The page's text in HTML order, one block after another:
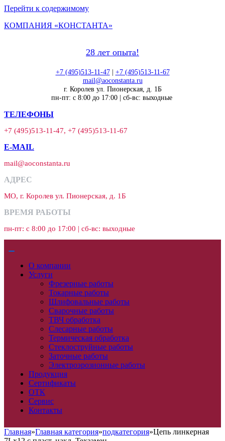
Перейти к содержимому
КОМПАНИЯ «КОНСТАНТА»
28 лет опыта!
+7 (495)513-11-47| +7 (495)513-11-67
mail@aoconstanta.ru
г. Королев ул. Пионерская, д. 1Б
пн-пт: с 8:00 до 17:00 | сб-вс: выходные
ТЕЛЕФОНЫ
+7 (495)513-11-47, +7 (495)513-11-67
E-MAIL
mail@aoconstanta.ru
АДРЕС
МО, г. Королев ул. Пионерская, д. 1Б
ВРЕМЯ РАБОТЫ
пн-пт: с 8:00 до 17:00 | сб-вс: выходные
О компании
Услуги
Фрезерные работы
Токарные работы
Шлифовальные работы
Сварочные работы
ТВЧ обработка
Слесарные работы
Термическая обработка
Стеклоструйные работы
Заточные работы
Электроэрозионные работы
Продукция
Сертификаты
ОТК
Сервис
Контакты
Главная»Главная категория»подкатегория»Цепь линкерная